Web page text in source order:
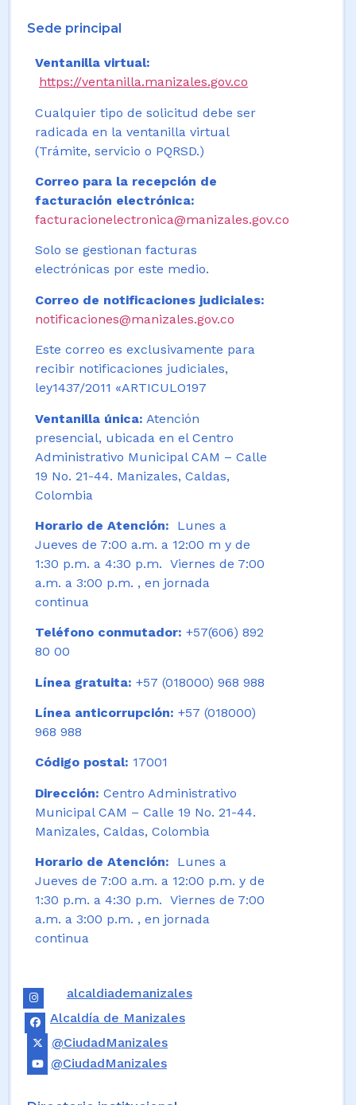
Sede principal
Ventanilla virtual:
https://ventanilla.manizales.gov.co
Cualquier tipo de solicitud debe ser
radicada en la ventanilla virtual
(Trámite, servicio o PQRSD.)
Correo para la recepción de
facturación electrónica:
facturacionelectronica@manizales.gov.co
Solo se gestionan facturas
electrónicas por este medio.
Correo de notificaciones judiciales:
notificaciones@manizales.gov.co
Este correo es exclusivamente para
recibir notificaciones judiciales,
ley1437/2011 «ARTICULO197
Ventanilla única: Atención
presencial, ubicada en el Centro
Administrativo Municipal CAM – Calle
19 No. 21-44. Manizales, Caldas,
Colombia
Horario de Atención:
Lunes a
Jueves de 7:00 a.m. a 12:00 m y de
1:30 p.m. a 4:30 p.m. Viernes de 7:00
a.m. a 3:00 p.m. , en jornada
continua
Teléfono conmutador: +57(606) 892
80 00
Línea gratuita: +57 (018000) 968 988
Línea anticorrupción: +57 (018000)
968 988
Código postal: 17001
Dirección: Centro Administrativo
Municipal CAM – Calle 19 No. 21-44.
Manizales, Caldas, Colombia
Horario de Atención: Lunes a
Jueves de 7:00 a.m. a 12:00 p.m. y de
1:30 p.m. a 4:30 p.m. Viernes de 7:00
a.m. a 3:00 p.m. , en jornada
continua
alcaldiademanizales
Alcaldía de Manizales
@CiudadManizales
@CiudadManizales